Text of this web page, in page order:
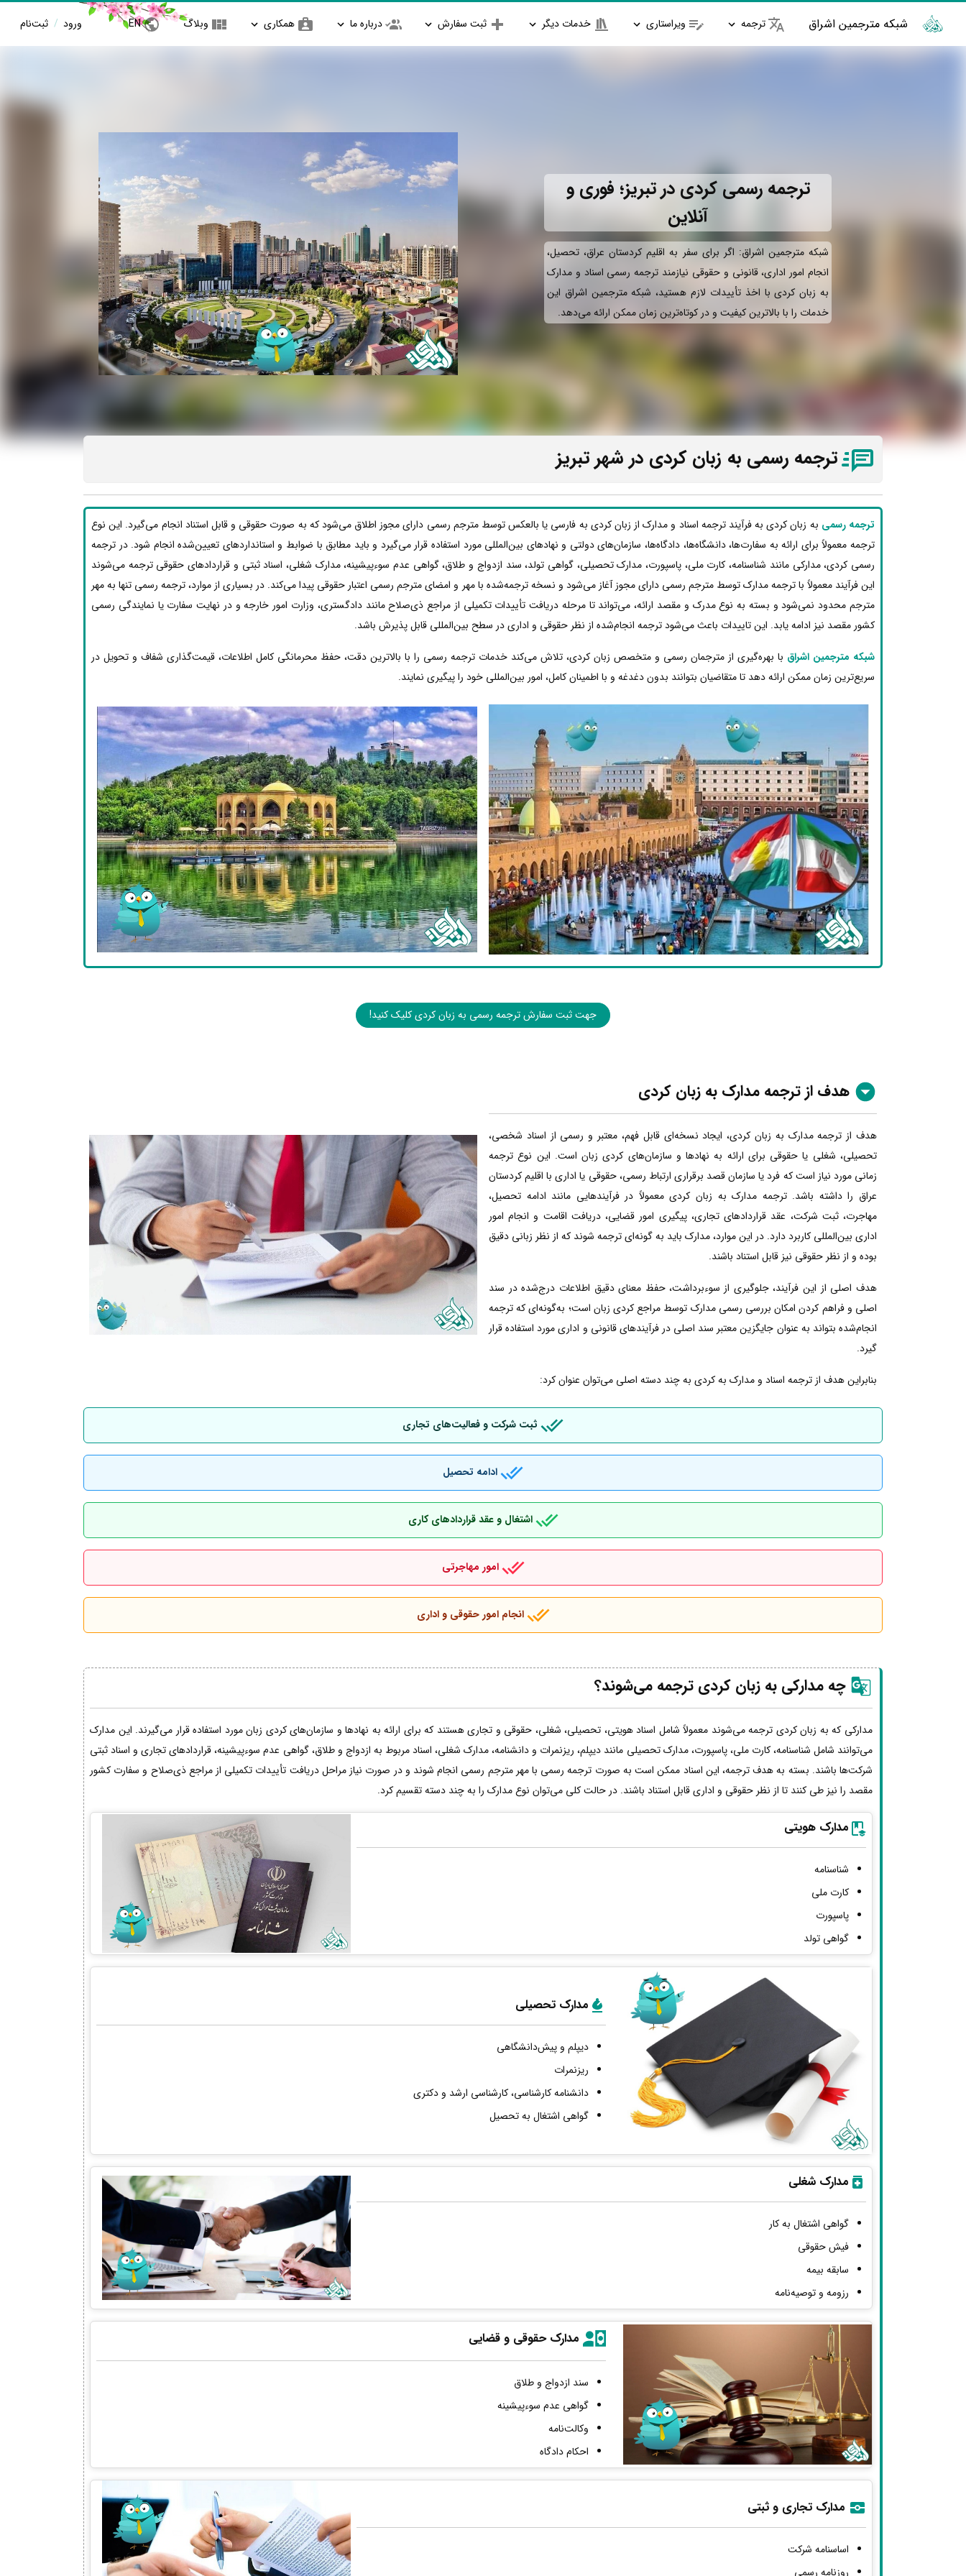
شبکه مترجمین اشراق ترجمه ویراستاری خدمات دیگر ثبت سفارش درباره ما همکاری وبلاگ EN ورود / ثبت‌نام
ترجمه رسمی کردی در تبریز؛ فوری و
آنلاین
شبکه مترجمین اشراق: اگر برای سفر به اقلیم کردستان عراق، تحصیل،
انجام امور اداری، قانونی و حقوقی نیازمند ترجمه رسمی اسناد و مدارک
به زبان کردی با اخذ تأییدات لازم هستید، شبکه مترجمین اشراق این
خدمات را با بالاترین کیفیت و در کوتاه‌ترین زمان ممکن ارائه می‌دهد.
ترجمه رسمی به زبان کردی در شهر تبریز
ترجمه رسمی به زبان کردی به فرآیند ترجمه اسناد و مدارک از زبان کردی به فارسی یا بالعکس توسط مترجم رسمی دارای مجوز اطلاق می‌شود که به صورت حقوقی و قابل استناد انجام می‌گیرد. این نوع
ترجمه معمولاً برای ارائه به سفارت‌ها، دانشگاه‌ها، دادگاه‌ها، سازمان‌های دولتی و نهادهای بین‌المللی مورد استفاده قرار می‌گیرد و باید مطابق با ضوابط و استانداردهای تعیین‌شده انجام شود. در ترجمه
رسمی کردی، مدارکی مانند شناسنامه، کارت ملی، پاسپورت، مدارک تحصیلی، گواهی تولد، سند ازدواج و طلاق، گواهی عدم سوءپیشینه، مدارک شغلی، اسناد ثبتی و قراردادهای حقوقی ترجمه می‌شوند
این فرآیند معمولاً با ترجمه مدارک توسط مترجم رسمی دارای مجوز آغاز می‌شود و نسخه ترجمه‌شده با مهر و امضای مترجم رسمی اعتبار حقوقی پیدا می‌کند. در بسیاری از موارد، ترجمه رسمی تنها به مهر
مترجم محدود نمی‌شود و بسته به نوع مدرک و مقصد ارائه، می‌تواند تا مرحله دریافت تأییدات تکمیلی از مراجع ذی‌صلاح مانند دادگستری، وزارت امور خارجه و در نهایت سفارت یا نمایندگی رسمی
کشور مقصد نیز ادامه یابد. این تاییدات باعث می‌شود ترجمه انجام‌شده از نظر حقوقی و اداری در سطح بین‌المللی قابل پذیرش باشد.
شبکه مترجمین اشراق با بهره‌گیری از مترجمان رسمی و متخصص زبان کردی، تلاش می‌کند خدمات ترجمه رسمی را با بالاترین دقت، حفظ محرمانگی کامل اطلاعات، قیمت‌گذاری شفاف و تحویل در
سریع‌ترین زمان ممکن ارائه دهد تا متقاضیان بتوانند بدون دغدغه و با اطمینان کامل، امور بین‌المللی خود را پیگیری نمایند.
جهت ثبت سفارش ترجمه رسمی به زبان کردی کلیک کنید!
هدف از ترجمه مدارک به زبان کردی
هدف از ترجمه مدارک به زبان کردی، ایجاد نسخه‌ای قابل فهم، معتبر و رسمی از اسناد شخصی،
تحصیلی، شغلی یا حقوقی برای ارائه به نهادها و سازمان‌های کردی زبان است. این نوع ترجمه
زمانی مورد نیاز است که فرد یا سازمان قصد برقراری ارتباط رسمی، حقوقی یا اداری با اقلیم کردستان
عراق را داشته باشد. ترجمه مدارک به زبان کردی معمولاً در فرآیندهایی مانند ادامه تحصیل،
مهاجرت، ثبت شرکت، عقد قراردادهای تجاری، پیگیری امور قضایی، دریافت اقامت و انجام امور
اداری بین‌المللی کاربرد دارد. در این موارد، مدارک باید به گونه‌ای ترجمه شوند که از نظر زبانی دقیق
بوده و از نظر حقوقی نیز قابل استناد باشند.
هدف اصلی از این فرآیند، جلوگیری از سوءبرداشت، حفظ معنای دقیق اطلاعات درج‌شده در سند
اصلی و فراهم کردن امکان بررسی رسمی مدارک توسط مراجع کردی زبان است؛ به‌گونه‌ای که ترجمه
انجام‌شده بتواند به عنوان جایگزین معتبر سند اصلی در فرآیندهای قانونی و اداری مورد استفاده قرار
گیرد.
بنابراین هدف از ترجمه اسناد و مدارک به کردی به چند دسته اصلی می‌توان عنوان کرد:
ثبت شرکت و فعالیت‌های تجاری
ادامه تحصیل
اشتغال و عقد قراردادهای کاری
امور مهاجرتی
انجام امور حقوقی و اداری
چه مدارکی به زبان کردی ترجمه می‌شوند؟
مدارکی که به زبان کردی ترجمه می‌شوند معمولاً شامل اسناد هویتی، تحصیلی، شغلی، حقوقی و تجاری هستند که برای ارائه به نهادها و سازمان‌های کردی زبان مورد استفاده قرار می‌گیرند. این مدارک
می‌توانند شامل شناسنامه، کارت ملی، پاسپورت، مدارک تحصیلی مانند دیپلم، ریزنمرات و دانشنامه، مدارک شغلی، اسناد مربوط به ازدواج و طلاق، گواهی عدم سوءپیشینه، قراردادهای تجاری و اسناد ثبتی
شرکت‌ها باشند. بسته به هدف ترجمه، این اسناد ممکن است به صورت ترجمه رسمی با مهر مترجم رسمی انجام شوند و در صورت نیاز مراحل دریافت تأییدات تکمیلی از مراجع ذی‌صلاح و سفارت کشور
مقصد را نیز طی کنند تا از نظر حقوقی و اداری قابل استناد باشند. در حالت کلی می‌توان نوع مدارک را به چند دسته تقسیم کرد.
مدارک هویتی
شناسنامه
کارت ملی
پاسپورت
گواهی تولد
مدارک تحصیلی
دیپلم و پیش‌دانشگاهی
ریزنمرات
دانشنامه کارشناسی، کارشناسی ارشد و دکتری
گواهی اشتغال به تحصیل
مدارک شغلی
گواهی اشتغال به کار
فیش حقوقی
سابقه بیمه
رزومه و توصیه‌نامه
مدارک حقوقی و قضایی
سند ازدواج و طلاق
گواهی عدم سوءپیشینه
وکالت‌نامه
احکام دادگاه
مدارک تجاری و ثبتی
اساسنامه شرکت
روزنامه رسمی